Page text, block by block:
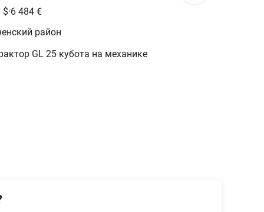
$·6 484 €
район
GL 25 кубота на механике